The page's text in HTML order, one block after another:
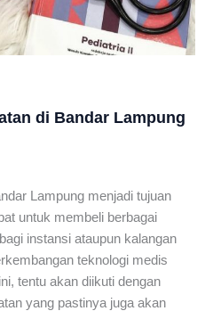
di Bandar Lampung
Lampung menjadi tujuan
untuk membeli berbagai
instansi ataupun kalangan
teknologi medis
tentu akan diikuti dengan
yang pastinya juga akan